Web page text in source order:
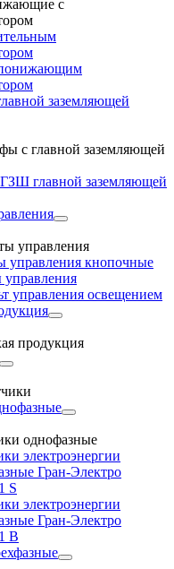
с
заземляющей
с главной заземляющей
главной заземляющей
управления
кнопочные
управления освещением
продукция
однофазные
электроэнергии
Гран-Электро
S
электроэнергии
Гран-Электро
B